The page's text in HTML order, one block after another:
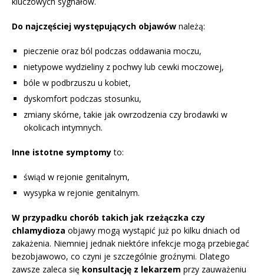
Do najczęściej występujących objawów należą:
pieczenie oraz ból podczas oddawania moczu,
nietypowe wydzieliny z pochwy lub cewki moczowej,
bóle w podbrzuszu u kobiet,
dyskomfort podczas stosunku,
zmiany skórne, takie jak owrzodzenia czy brodawki w
okolicach intymnych.
Inne istotne symptomyto:
świąd w rejonie genitalnym,
wysypka w rejonie genitalnym.
W przypadku chorób takich jak rzeżączka czy
chlamydioza objawy mogą wystąpić już po kilku dniach od
zakażenia. Niemniej jednak niektóre infekcje mogą przebiegać
bezobjawowo, co czyni je szczególnie groźnymi. Dlatego
zawsze zaleca się konsultację z lekarzem przy zauważeniu